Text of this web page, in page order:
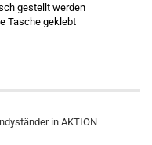
gestellt werden
Tasche geklebt
in AKTION